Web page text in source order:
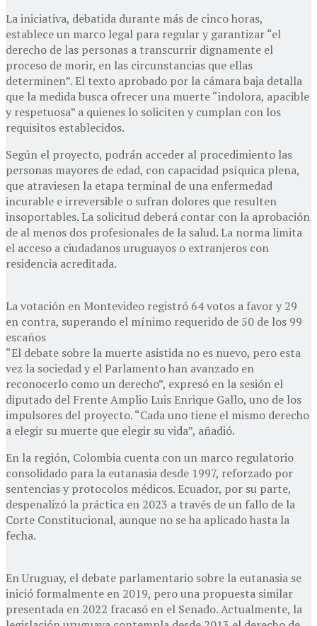
La iniciativa, debatida durante más de cinco horas,
establece un marco legal para regular y garantizar “el
derecho de las personas a transcurrir dignamente el
proceso de morir, en las circunstancias que ellas
determinen”. El texto aprobado por la cámara baja detalla
que la medida busca ofrecer una muerte “indolora, apacible
y respetuosa” a quienes lo soliciten y cumplan con los
requisitos establecidos.
Según el proyecto, podrán acceder al procedimiento las
personas mayores de edad, con capacidad psíquica plena,
que atraviesen la etapa terminal de una enfermedad
incurable e irreversible o sufran dolores que resulten
insoportables. La solicitud deberá contar con la aprobación
de al menos dos profesionales de la salud. La norma limita
el acceso a ciudadanos uruguayos o extranjeros con
residencia acreditada.
La votación en Montevideo registró 64 votos a favor y 29
en contra, superando el mínimo requerido de 50 de los 99
escaños
“El debate sobre la muerte asistida no es nuevo, pero esta
vez la sociedad y el Parlamento han avanzado en
reconocerlo como un derecho”, expresó en la sesión el
diputado del Frente Amplio Luis Enrique Gallo, uno de los
impulsores del proyecto. “Cada uno tiene el mismo derecho
a elegir su muerte que elegir su vida”, añadió.
En la región, Colombia cuenta con un marco regulatorio
consolidado para la eutanasia desde 1997, reforzado por
sentencias y protocolos médicos. Ecuador, por su parte,
despenalizó la práctica en 2023 a través de un fallo de la
Corte Constitucional, aunque no se ha aplicado hasta la
fecha.
En Uruguay, el debate parlamentario sobre la eutanasia se
inició formalmente en 2019, pero una propuesta similar
presentada en 2022 fracasó en el Senado. Actualmente, la